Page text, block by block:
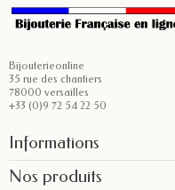
Bijouterieonline
35 rue des chantiers
78000 versailles
+33 (0)9 72 54 22 50
Informations
Nos produits